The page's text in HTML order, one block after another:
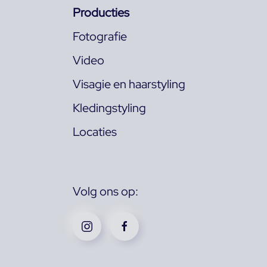
Producties
Fotografie
Video
Visagie en haarstyling
Kledingstyling
Locaties
Volg ons op: